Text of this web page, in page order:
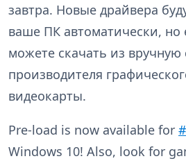
завтра. Новые драйвера
ваше ПК автоматически, но
можете скачать из вручную
производителя
видеокарты.
Pre-load is now available for
Windows 10! Also, look for